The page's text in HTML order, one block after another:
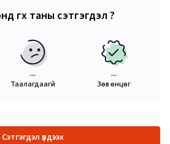
өгөх таны сэтгэгдэл ?
...
Таалагдаагүй
...
Зөв өнцөг
Сэтгэгдэл үлдээх